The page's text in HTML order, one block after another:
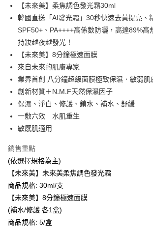
１．於結帳方式選擇「AFTEE先享後付」後，將跳轉
結帳頁面，進行簡訊認證並確認金額後，即可完成結
２．訂單成立數日內，您將收到繳費通知簡訊。
３．收到繳費通知簡訊後14天內，點擊此簡訊中的連
ATM／網路銀行／等多元方式進行付款，方視為交易完
購買商品的店家。未經商家同意取消之訂單仍視為有效
後付繳納相關費用。
※ 交易是否成功請以「AFTEE先享後付 」之結帳頁面
是否繳費成功／繳費後需取消欲退款等相關疑問，請
客戶支援中心」https://netprotections.freshdesk.com/
【注意事項】
１．透過由恩沛科技股份有限公司提供之「AFTEE先
易，需依本服務之必要範圍內提供個人資料，並將交
２．關於個人資料處理事宜，請瀏覽以下網址：
３．未成年的使用者請事先徵得法定代理人或監護人之
「AFTEE先享後付」，若未經同意申辦者引起之損失
任。
４．使用「AFTEE先享後付」時，將依據個別帳號之
時審查核予不同之上限額度；若仍有額度不足之情形
請求用戶進行身份認證。
５．嚴禁一人註冊多個帳號或使用他人資訊註冊。若
恩沛科技股份有限公司將有權停止該用戶之使用額度並
付款後全家取貨
每筆NT$100，滿NT$600(含以上)免運費
萊爾富取貨付款
每筆NT$100，滿NT$600(含以上)免運費
付款後萊爾富取貨
每筆NT$100，滿NT$600(含以上)免運費
7-11取貨付款
每筆NT$100，滿NT$600(含以上)免運費
每筆NT$100，滿NT$600(含以上)免運費
宅配
每筆NT$100，滿NT$600(含以上)免運費
宅配(離島)
每筆NT$150，滿NT$1,500(含以上)免運費
【未來美】柔焦調色發光霜30ml
韓國直送「AI發光霜」30秒快速去黃提亮、
SPF50+、PA++++高係數防曬，高達89%高
持妝越夜越發光！
【未來美】8分鐘極速面膜
來自未來的肌膚專家
業界首創 八分鐘超級面膜極致保濕．敏弱肌
創新材質＋N.M.F天然保濕因子
保濕、淨白、修護、鎖水、補水、舒緩
一敷六效 水肌重生
敏感肌適用
銷售重點
(依選擇規格為主)
【未來美】未來美柔焦調色發光霜
商品規格: 30ml/支
【未來美】8分鐘極速面膜
(補水/修護 各1盒)
商品規格: 5/盒